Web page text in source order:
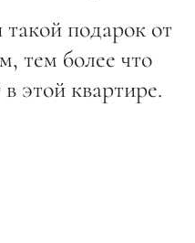
подарок от
тем более что
этой квартире.